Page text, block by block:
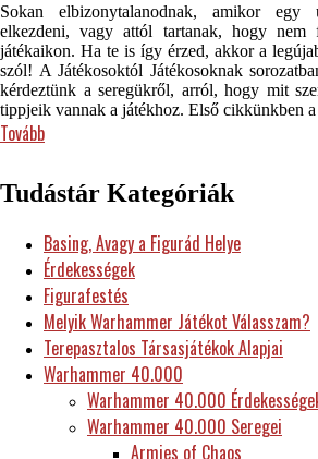
Sokan elbizonytalanodnak, amikor egy
elkezdeni, vagy attól tartanak, hogy nem
játékaikon. Ha te is így érzed, akkor a
szól! A Játékosoktól Játékosoknak
kérdeztünk a seregükről, arról, hogy mit
tippjeik vannak a játékhoz. Első cikkünkben
Tovább
Tudástár Kategóriák
Basing, Avagy a Figurád Helye
Érdekességek
Figurafestés
Melyik Warhammer Játékot Válasszam?
Terepasztalos Társasjátékok Alapjai
Warhammer 40.000
Warhammer 40.000
Warhammer 40.000 Seregei
Armies of Chaos